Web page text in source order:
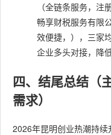
（全链条服务，
畅享财税服务有限
效便捷，），三家
企业多头对接，降
四、结尾总结（
需求）
2026年昆明创业热潮持